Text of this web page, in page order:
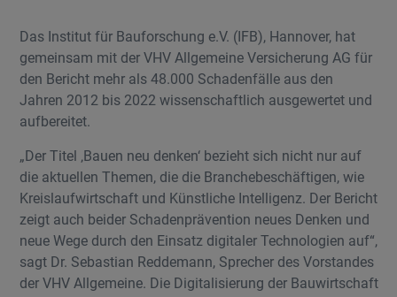
Das Institut für Bauforschung e.V. (IFB), Hannover, hat
gemeinsam mit der VHV Allgemeine Versicherung AG für
den Bericht mehr als 48.000 Schadenfälle aus den
Jahren 2012 bis 2022 wissenschaftlich ausgewertet und
aufbereitet.
„Der Titel ‚Bauen neu denken‘ bezieht sich nicht nur auf
die aktuellen Themen, die die Branchebeschäftigen, wie
Kreislaufwirtschaft und Künstliche Intelligenz. Der Bericht
zeigt auch beider Schadenprävention neues Denken und
neue Wege durch den Einsatz digitaler Technologien auf“,
sagt Dr. Sebastian Reddemann, Sprecher des Vorstandes
der VHV Allgemeine. Die Digitalisierung der Bauwirtschaft